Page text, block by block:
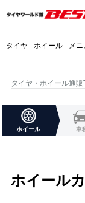
タイヤ ホイール メニ
タイヤ・ホイール通販
ホイール 車
ホイール